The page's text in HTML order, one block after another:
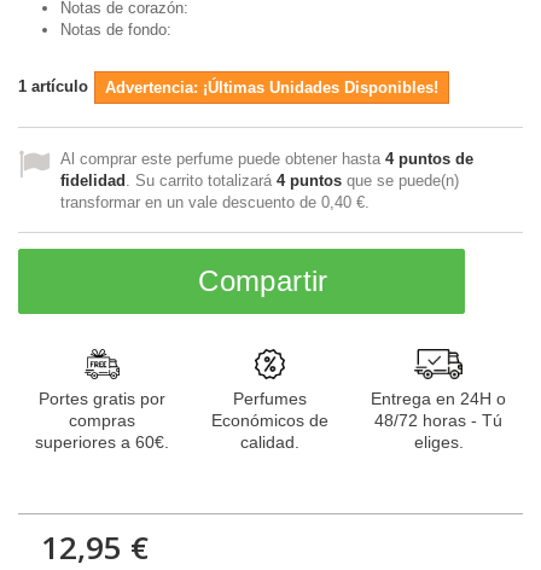
Notas de corazón:
Notas de fondo:
1 artículo Advertencia: ¡Últimas Unidades Disponibles!
Al comprar este perfume puede obtener hasta 4puntos de
fidelidad . Su carrito totalizará 4puntos que se puede(n)
transformar en un vale descuento de 0,40 €
Compartir
Portes gratis por
compras
superiores a 60€.
Perfumes
Económicos de
calidad.
Entrega en 24H o
48/72 horas - Tú
eliges.
12,95 €